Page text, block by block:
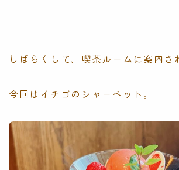
しばらくして、喫茶ルームに案内さ
今回はイチゴのシャーベット。